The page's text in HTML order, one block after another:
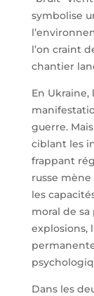
symbolise
l’on craint
chantier
En
guerre.
ciblant les
frappant
russe
les
moral de
explosions,
Dans les